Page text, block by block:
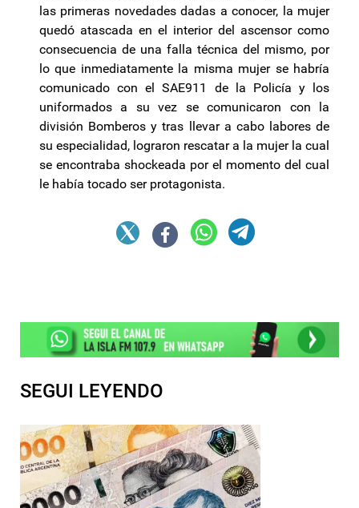
las primeras novedades dadas a conocer, la mujer
quedó atascada en el interior del ascensor como
consecuencia de una falla técnica del mismo, por
lo que inmediatamente la misma mujer se habría
comunicado con el SAE911 de la Policía y los
uniformados a su vez se comunicaron con la
división Bomberos y tras llevar a cabo labores de
su especialidad, lograron rescatar a la mujer la cual
se encontraba shockeada por el momento del cual
le había tocado ser protagonista.
SEGUI LEYENDO